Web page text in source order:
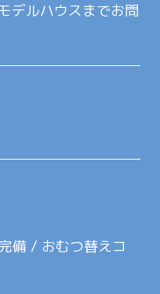
デルハウスまでお問
備 / おむつ替えコ